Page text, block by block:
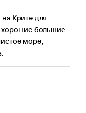
Крите для
хорошие большие
море,